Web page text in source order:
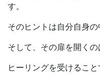
す。
そのヒントは自分自身の
そして、その扉を開くの
ヒーリングを受けること